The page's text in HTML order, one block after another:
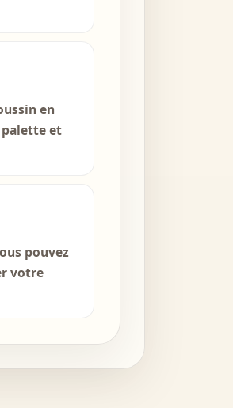
en
palette et
pouvez
votre